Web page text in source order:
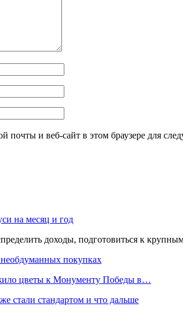
почты и веб-сайт в этом браузере для
на месяц и год
доходы, подготовиться к
покупках
цветы к Монументу Победы в…
стали стандартом и что дальше